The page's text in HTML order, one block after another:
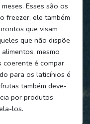
Esses são os
freezer, ele também
que visam
que não dispõe
mesmo
coerente é compar
para os laticínios é
também deve-
por produtos
los.